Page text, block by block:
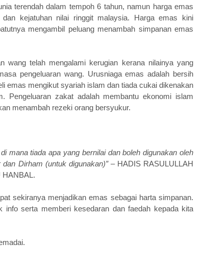
terendah dalam tempoh 6 tahun, namun harga emas
kejatuhan nilai ringgit malaysia. Harga emas kini
mengambil peluang menambah simpanan emas
wang telah mengalami kerugian kerana nilainya yang
pengeluaran wang. Urusniaga emas adalah bersih
emas mengikut syariah islam dan tiada cukai dikenakan
Pengeluaran zakat adalah membantu ekonomi islam
menambah rezeki orang bersyukur.
mana tiada apa yang bernilai dan boleh digunakan oleh
Dirham (untuk digunakan)”– HADIS RASULULLAH
HANBAL.
sekiranya menjadikan emas sebagai harta simpanan.
info serta memberi kesedaran dan faedah kepada kita